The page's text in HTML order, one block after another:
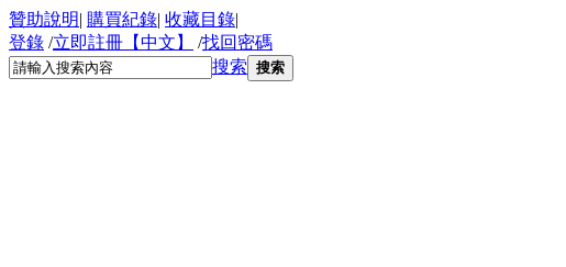
贊助說明| 購買紀錄| 收藏目錄|
登錄 /立即註冊【中文】 /找回密碼
搜索 搜索